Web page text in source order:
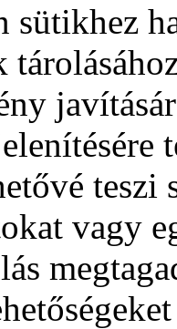
sütikhez
vagy